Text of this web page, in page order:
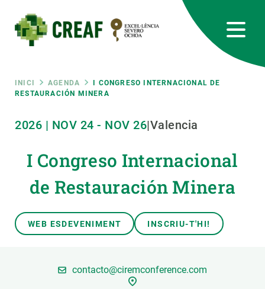
contingut
Fil
d'ariadna
INICI AGENDA
I CONGRESO INTERNACIONAL DE
RESTAURACIÓN MINERA
2026 | NOV 24 - NOV 26|Valencia
I Congreso Internacional
de Restauración Minera
WEB ESDEVENIMENT INSCRIU-T'HI!
contacto@ciremconference.com
RRSS
Featured
responsive
Responsive
menu
SOBRE NOSALTRES
CIÈNCIA EN ACCIÓ